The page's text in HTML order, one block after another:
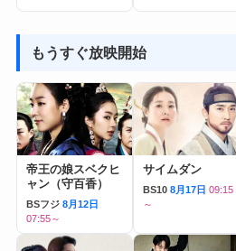
もうすぐ放映開始
帝王の娘スベクヒ
ャン（守百香）
BSフジ 8月12日
07:55～
サイムダン
BS10 8月17日 09:15
～